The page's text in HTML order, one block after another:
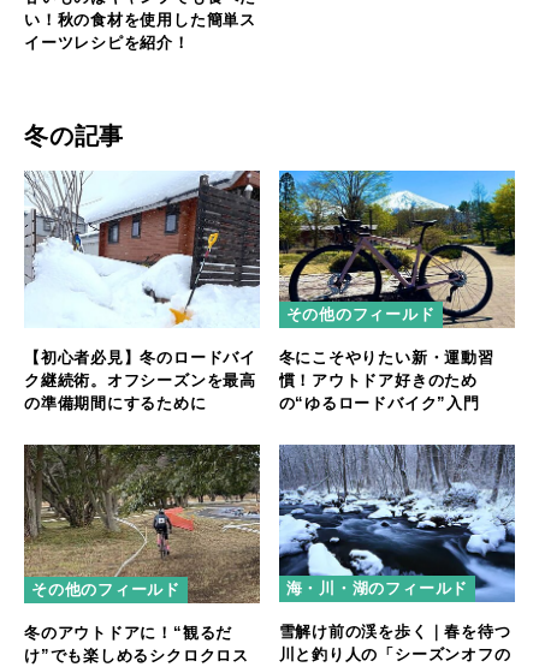
い！秋の食材を使用した簡単ス
イーツレシピを紹介！
冬の記事
【初心者必見】冬のロードバイ
ク継続術。オフシーズンを最高
の準備期間にするために
その他のフィールド
冬にこそやりたい新・運動習
慣！アウトドア好きのため
の“ゆるロードバイク”入門
その他のフィールド
冬のアウトドアに！“観るだ
け”でも楽しめるシクロクロス
海・川・湖のフィールド
雪解け前の渓を歩く｜春を待つ
川と釣り人の「シーズンオフの